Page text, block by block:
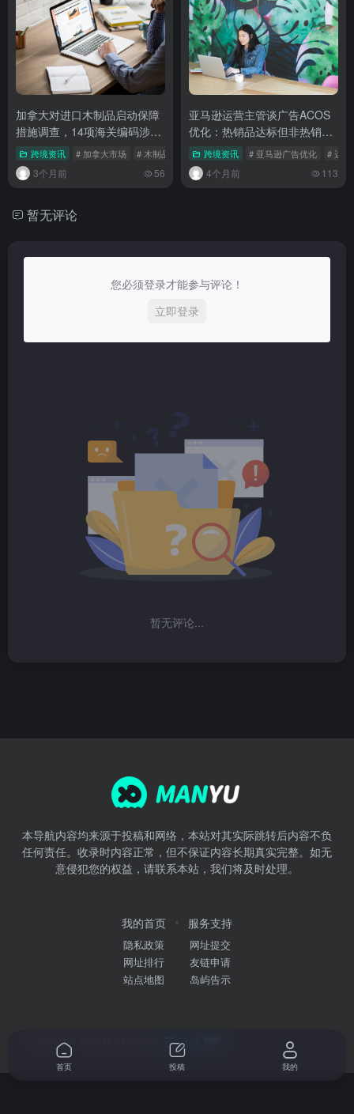
加拿大对进口木制品启动保障
措施调查，14项海关编码涉跨
境家居卖家
跨境资讯 # 加拿大市场 # 木制品关税 # 保障措施调查
3个月前 56
亚马逊运营主管谈广告ACOS
优化：热销品达标但非热销品
拖后腿，团队建议落地难
跨境资讯 # 亚马逊广告优化 # 运
4个月前 113
暂无评论
您必须登录才能参与评论！
立即登录
暂无评论...
本导航内容均来源于投稿和网络，本站对其实际跳转后内容不负
任何责任。收录时内容正常，但不保证内容长期真实完整。如无
意侵犯您的权益，请联系本站，我们将及时处理。
我的首页
隐私政策
网址排行
站点地图
服务支持
网址提交
友链申请
岛屿告示
Copyright © 2026
首页 投稿 我的